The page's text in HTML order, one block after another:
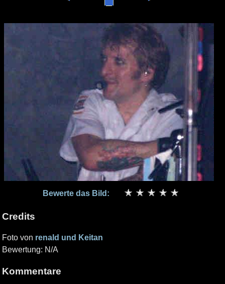
Bewerte das Bild:
Credits
Foto von renald und Keitan
Bewertung: N/A
Kommentare